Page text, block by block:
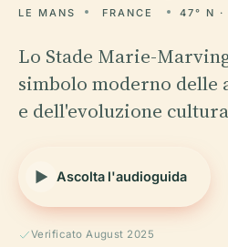
LE MANS FRANCE 47° N ·
Lo Stade Marie-
simbolo moderno
e dell'evoluzione
Ascolta l'audioguida
Verificato August 2025